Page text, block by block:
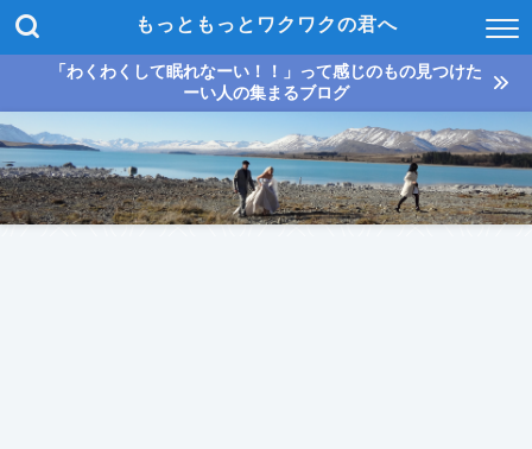
もっともっとワクワクの君へ
「わくわくして眠れなーい！！」って感じのもの見つけた
ーい人の集まるブログ